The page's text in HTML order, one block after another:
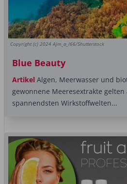
Copyright (c) 2024 Ajm_a_l66/Shutterstock
Blue Beauty
Artikel Algen, Meerwasser und
gewonnene Meeresextrakte
spannendsten Wirkstoffwelten...